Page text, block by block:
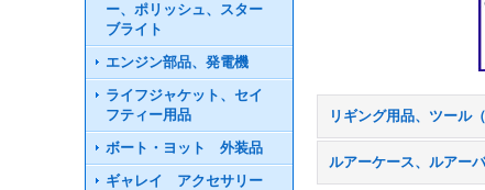
ー、ポリッシュ、スター
ブライト
エンジン部品、発電機
ライフジャケット、セイ
フティー用品
ボート・ヨット 外装品
ギャレイ アクセサリー